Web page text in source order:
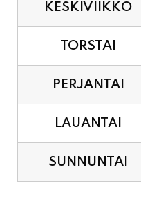
KESKIVIIKKO
TORSTAI
PERJANTAI
LAUANTAI
SUNNUNTAI